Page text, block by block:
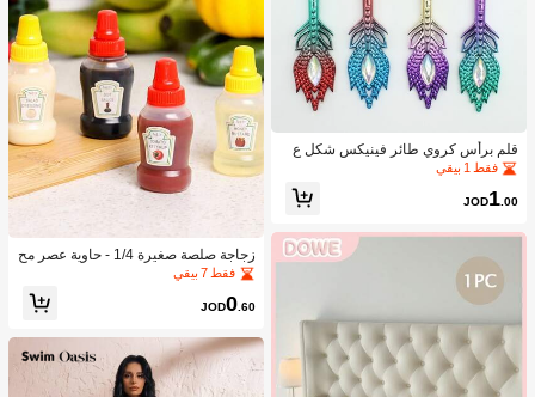
قلم برأس كروي طائر فينيكس شكل ع
شوائي قطعة واحدة
فقط 1 بيقي
JOD1.00
زجاجة صلصة صغيرة 1/4 - حاوية عصر مح
مولة للتوابل لصلصة الطماطم والزيت و
غداء المكتب، حاوية بلاستيكية محمولة، أد
فقط 7 بيقي
JOD0.60